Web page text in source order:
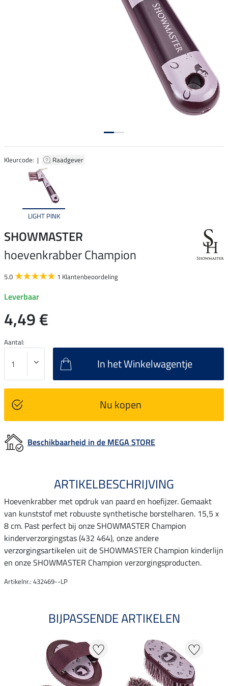
Kleurcode: | Raadgever
LIGHT PINK
SHOWMASTER
hoevenkrabber Champion
5.0 1 Klantenbeoordeling
Leverbaar
4,49 €
Aantal:
In het Winkelwagentje
Nu kopen
Beschikbaarheid in de MEGA STORE
ARTIKELBESCHRIJVING
Hoevenkrabber met opdruk van paard en hoefijzer. Gemaakt
van kunststof met robuuste synthetische borstelharen. 15,5 x
8 cm. Past perfect bij onze SHOWMASTER Champion
kinderverzorgingstas (432 464), onze andere
verzorgingsartikelen uit de SHOWMASTER Champion kinderlijn
en onze SHOWMASTER Champion verzorgingsproducten.
Artikelnr.: 432469--LP
BIJPASSENDE ARTIKELEN